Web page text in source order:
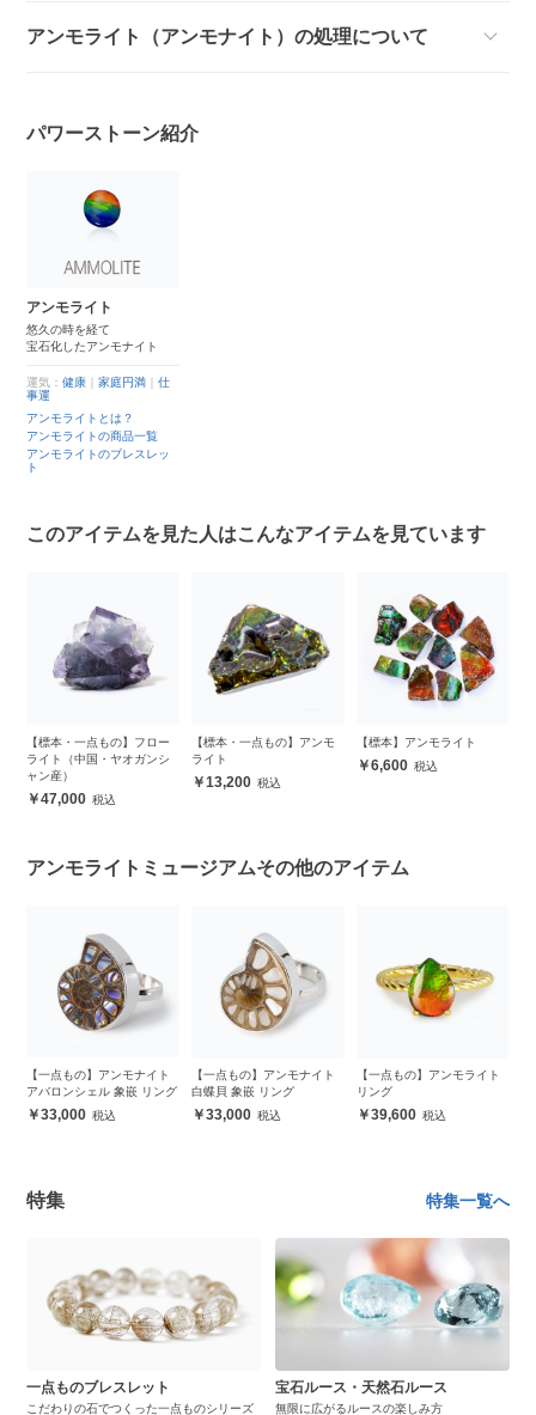
アンモライト（アンモナイト）の処理について
パワーストーン紹介
アンモライト
悠久の時を経て
宝石化したアンモナイト
運気：健康 ｜家庭円満 ｜仕
事運
アンモライトとは？
アンモライトの商品一覧
アンモライトのブレスレッ
ト
このアイテムを見た人はこんなアイテムを見ています
【標本・一点もの】フロー
ライト（中国・ヤオガンシ
ャン産）
47,000
【標本・一点もの】アンモ
ライト
13,200
【標本】アンモライト
6,600
アンモライトミュージアムその他のアイテム
【一点もの】アンモナイト
アバロンシェル 象嵌 リング
33,000
【一点もの】アンモナイト
白蝶貝 象嵌 リング
33,000
【一点もの】アンモライト
リング
39,600
特集 特集一覧へ
一点ものブレスレット
こだわりの石でつくった一点ものシリーズ
宝石ルース・天然石ルース
無限に広がるルースの楽しみ方